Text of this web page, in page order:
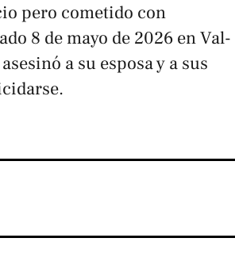
pero cometido con
8 de mayo de 2026 en Val-
a su esposa y a sus